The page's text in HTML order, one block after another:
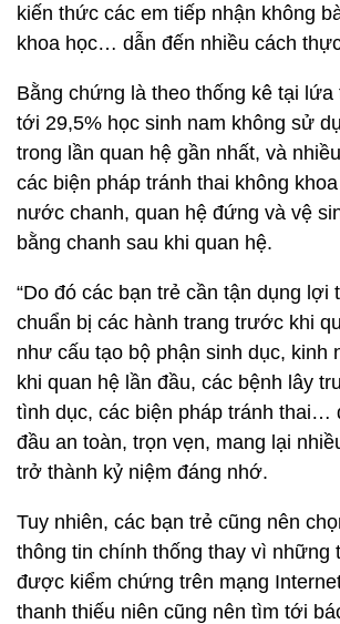
kiến thức các em tiếp nhận không
khoa học… dẫn đến nhiều cách
Bằng chứng là theo thống kê tại lứa
tới 29,5% học sinh nam không sử
trong lần quan hệ gần nhất, và
các biện pháp tránh thai không
nước chanh, quan hệ đứng và vệ
bằng chanh sau khi quan hệ.
“Do đó các bạn trẻ cần tận dụng lợi
chuẩn bị các hành trang trước khi
như cấu tạo bộ phận sinh dục, kinh
khi quan hệ lần đầu, các bệnh lây
tình dục, các biện pháp tránh thai…
đầu an toàn, trọn vẹn, mang lại
trở thành kỷ niệm đáng nhớ.
Tuy nhiên, các bạn trẻ cũng nên
thông tin chính thống thay vì những
được kiểm chứng trên mạng
thanh thiếu niên cũng nên tìm tới